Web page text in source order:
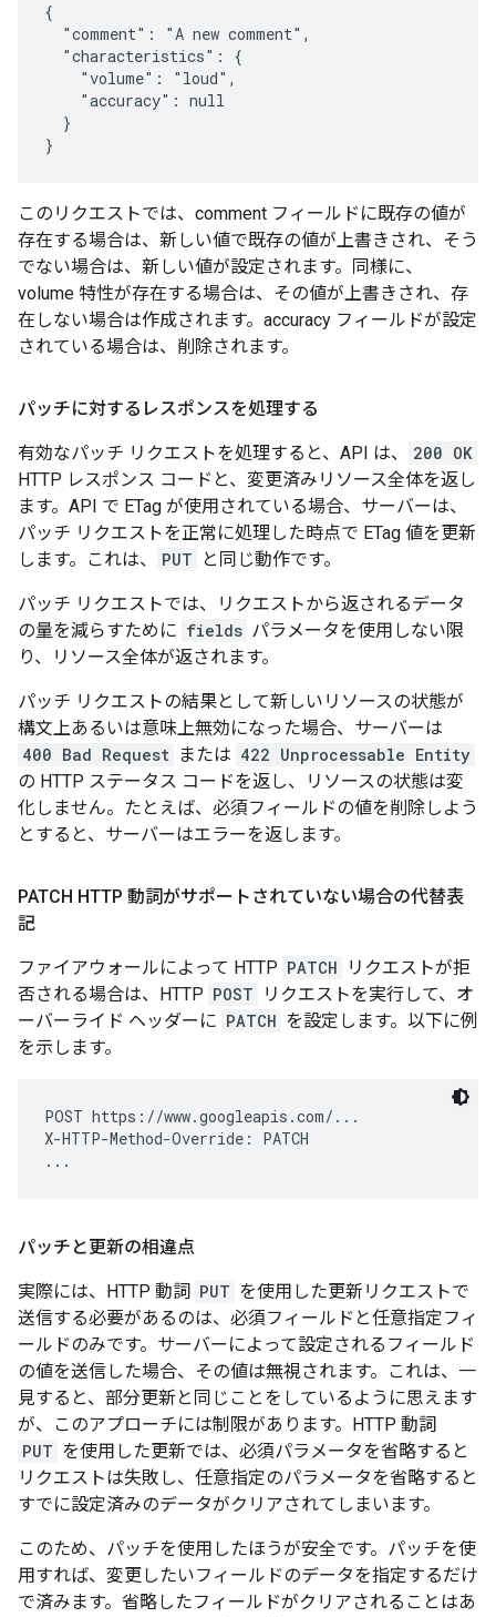
{
  "comment": "A new comment",
  "characteristics": {
    "volume": "loud",
    "accuracy": null
  }
}
このリクエストでは、comment フィールドに既存の値が
存在する場合は、新しい値で既存の値が上書きされ、そう
でない場合は、新しい値が設定されます。同様に、
volume 特性が存在する場合は、その値が上書きされ、存
在しない場合は作成されます。accuracy フィールドが設定
されている場合は、削除されます。
パッチに対するレスポンスを処理する
有効なパッチ リクエストを処理すると、API は、
200 OK
HTTP レスポンス コードと、変更済みリソース全体を返し
ます。API で ETag が使用されている場合、サーバーは、
パッチ リクエストを正常に処理した時点で ETag 値を更新
します。これは、
PUT と同じ動作です。
パッチ リクエストでは、リクエストから返されるデータ
の量を減らすために fields パラメータを使用しない限
り、リソース全体が返されます。
パッチ リクエストの結果として新しいリソースの状態が
構文上あるいは意味上無効になった場合、サーバーは
400 Bad Request または 422 Unprocessable Entity
の HTTP ステータス コードを返し、リソースの状態は変
化しません。たとえば、必須フィールドの値を削除しよう
とすると、サーバーはエラーを返します。
PATCH HTTP 動詞がサポートされていない場合の代替表
記
ファイアウォールによって HTTP PATCH
リクエストが拒
否される場合は、HTTP POST
リクエストを実行して、オ
ーバーライド ヘッダーに PATCH を設定します。以下に例
を示します。
POST https://www.googleapis.com/...
X-HTTP-Method-Override: PATCH
パッチと更新の相違点
実際には、HTTP 動詞 PUT を使用した更新リクエストで
送信する必要があるのは、必須フィールドと任意指定フィ
ールドのみです。サーバーによって設定されるフィールド
の値を送信した場合、その値は無視されます。これは、一
見すると、部分更新と同じことをしているように思えます
が、このアプローチには制限があります。HTTP 動詞
PUT を使用した更新では、必須パラメータを省略すると
リクエストは失敗し、任意指定のパラメータを省略すると
すでに設定済みのデータがクリアされてしまいます。
このため、パッチを使用したほうが安全です。パッチを使
用すれば、変更したいフィールドのデータを指定するだけ
で済みます。省略したフィールドがクリアされることはあ